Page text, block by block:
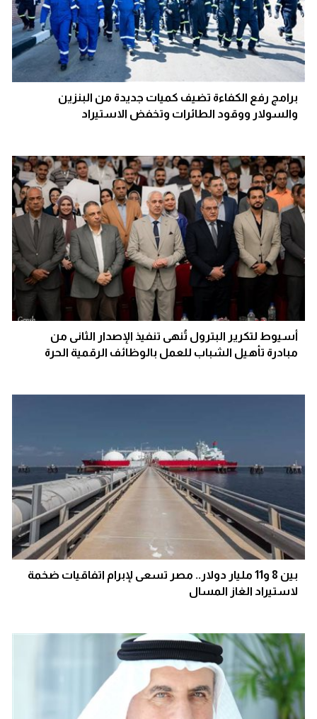
برامج رفع الكفاءة تضيف كميات جديدة من البنزين
والسولار ووقود الطائرات وتخفض الاستيراد
أسيوط لتكرير البترول تُنهى تنفيذ الإصدار الثانى من
مبادرة تأهيل الشباب للعمل بالوظائف الرقمية الحرة
بين 8 و11 مليار دولار.. مصر تسعى لإبرام اتفاقيات ضخمة
لاستيراد الغاز المسال